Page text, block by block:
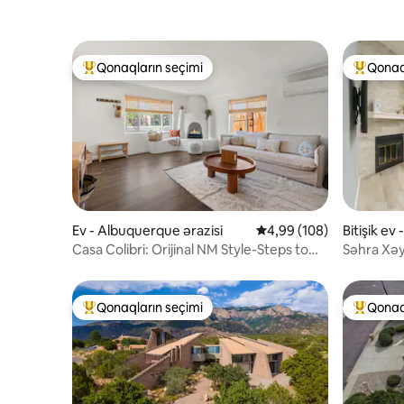
Populyar "Qonaqların seçimi"
Qonaqların seçimi
Ev - Albuquerque ərazisi Ortalama reytinq 4,99/
4,99 (108)
Casa Colibri: Orijinal NM Style-Steps to
Bitişik ev
isi
Səhra
Populyar "Qonaqların seçimi"
Qonaqların seçimi